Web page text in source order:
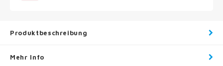
Produktbeschreibung
Mehr Info